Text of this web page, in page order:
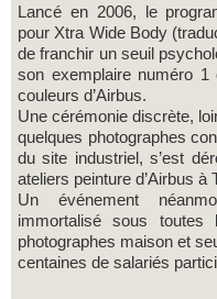
Lancé en 2006, le programme longtemps appelé A35OXWB
pour Xtra Wide Body
de franchir un seuil
son exemplaire numéro 1
couleurs d’Airbus.
Une cérémonie discrète,
quelques photographes
du site industriel, s’est
ateliers peinture d’Airbus à
Un événement
immortalisé sous
photographes maison et
centaines de salariés